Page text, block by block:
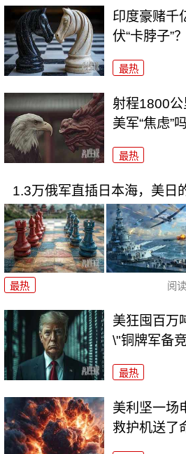
印度豪赌千
伏“卡脖子”？
最热
射程1800公
美军“焦虑”吗
最热
1.3万俄军直插日本海，美日
最热 阅读
美狂囤百万
\"铜牌军备
最热
美利坚一场
救护机送了